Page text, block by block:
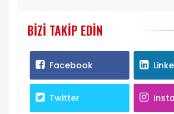
BIZI TAKIP EDIN
Facebook
Twitter